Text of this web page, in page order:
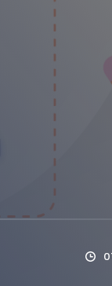
Rehberlik Aracı
YDS ve
ÖSYM Sınav
Tüm ÖSYM
Kampanyalar
Eğitim ve
YDS - YÖKDİL
İngilizce Gramer